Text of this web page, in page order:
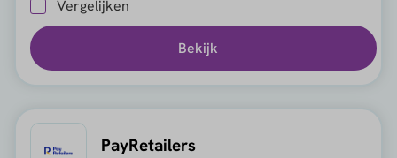
Vergelijken
Bekijk
PayRetailers